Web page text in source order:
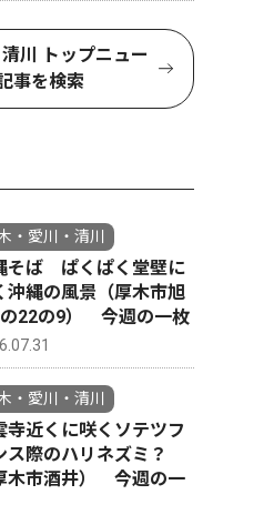
ん」開設 36
カ月 変
出 茅大
川 トップニュー
事を検索
・愛川・清川
そば ぱくぱく堂壁に
沖縄の風景（厚木市旭
22の9） 今週の一枚
・愛川・清川
寺近くに咲くソテツフ
ス際のハリネズミ？
木市酒井） 今週の一